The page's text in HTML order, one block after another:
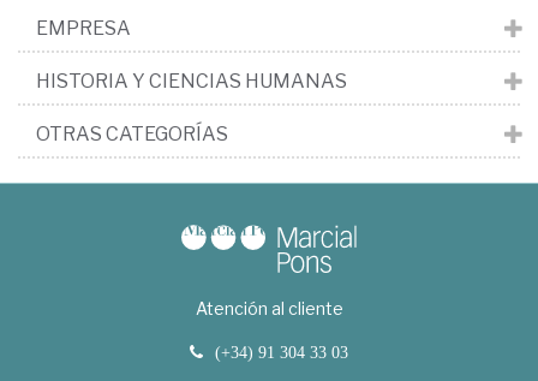
EMPRESA
HISTORIA Y CIENCIAS HUMANAS
OTRAS CATEGORÍAS
Atención al cliente
(+34) 91 304 33 03